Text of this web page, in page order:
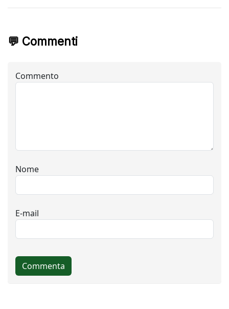
💬 Commenti